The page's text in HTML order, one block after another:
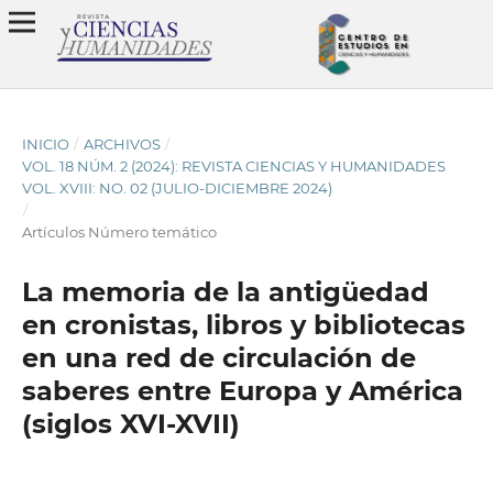
INICIO / ARCHIVOS /
VOL. 18 NÚM. 2 (2024): REVISTA CIENCIAS Y HUMANIDADES
VOL. XVIII: NO. 02 (JULIO-DICIEMBRE 2024)
/
Artículos Número temático
La memoria de la antigüedad
en cronistas, libros y bibliotecas
en una red de circulación de
saberes entre Europa y América
(siglos XVI-XVII)